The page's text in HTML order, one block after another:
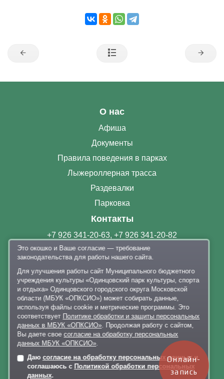
О нас
Афиша
Документы
Правила поведения в парках
Лыжероллерная трасса
Раздевалки
Парковка
Контакты
+7 926 341-20-63, +7 926 341-20-82
delo@lazytina-park.ru
Карта сайта
Версия для слабовидящих
Это окошко и Ваше согласие — требование
законодательства для работы нашего сайта.
Для улучшения работы сайт Муниципального бюджетного
учреждения культуры «Одинцовский парк культуры, спорта
и отдыха» Одинцовского городского округа Московской
области (МБУК «ОПКСИО») может собирать данные,
используя файлы cookie и метрические программы. Это
соответствует Политике обработки и защиты персональных
данных в МБУК «ОПКСИО». Продолжая работу с сайтом,
Вы даете своесогласие на обработку персональных
данных МБУК «ОПКСИО».
Даю согласие на обработку персональных данныхи
соглашаюсь с Политикой обработки персональных
данных.
Онлайн-
запись